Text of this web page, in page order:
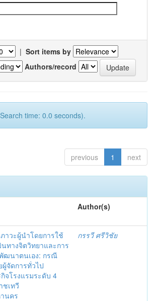
| Sort items by
Authors/record
time: 0.0 seconds).
previous 1 next
Author(s)
าวะผู้นำโดยการใช้
ทางจิตวิทยาและการ
ฒนาตนเอง: กรณี
จัดการทั่วไป
จโรงแรมระดับ 4
ชเทวี
นคร
กรรวี ศรีวิชัย